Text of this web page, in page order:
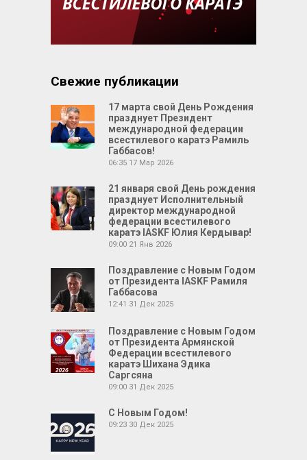
Свежие публикации
17 марта свой День Рождения
празднует Президент
международной федерации
всестилевого каратэ Рамиль
Габбасов!
06:35 17 Мар 2026
21 января свой День рождения
празднует Исполнительный
директор международной
федерации всестилевого
каратэ IASKF Юлия Кердывар!
09:00 21 Янв 2026
Поздравление с Новым Годом
от Президента IASKF Рамиля
Габбасова
12:41 31 Дек 2025
Поздравление с Новым Годом
от Президента Армянской
Федерации всестилевого
каратэ Шихана Эдика
Саргсяна
09:00 31 Дек 2025
С Новым Годом!
09:23 30 Дек 2025